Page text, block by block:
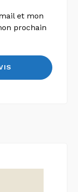
et mon
prochain